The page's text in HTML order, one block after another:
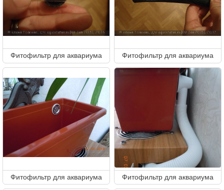
Фитофильтр для аквариума Фитофильтр для аквариума
Фитофильтр для аквариума Фитофильтр для аквариума